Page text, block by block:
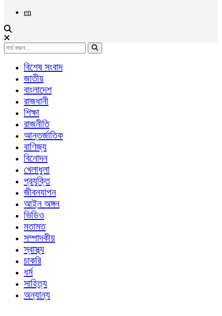
en
বিশেষ সংবাদ
জাতীয়
বাংলাদেশ
রাজধানী
শিক্ষা
রাজনীতি
আন্তর্জাতিক
বাণিজ্য
বিনোদন
খেলাধুলা
প্রযুক্তি
জীবনযাপন
আইন অঙ্গন
ভিডিও
মতামত
সম্পাদকীয়
স্বাস্থ্য
চাকরি
ধর্ম
সাহিত্য
অন্যান্য